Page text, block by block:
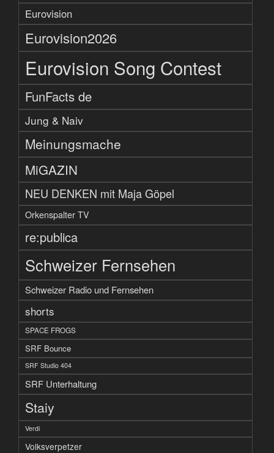
Eurovision
Eurovision2026
Eurovision Song Contest
FunFacts de
Jung & Naiv
Meinungsmache
MiGAZIN
NEU DENKEN mit Maja Göpel
Orkenspalter TV
re:publica
Schweizer Fernsehen
Schweizer Radio und Fernsehen
shorts
SPACE FROGS
SRF Bounce
SRF Studio 404
SRF Unterhaltung
Staiy
Verdi
Volksverpetzer